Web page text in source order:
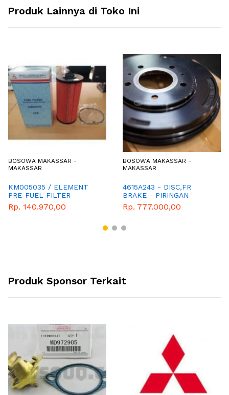
Produk Lainnya di Toko Ini
BOSOWA MAKASSAR -
MAKASSAR
KM005035 / ELEMENT
PRE-FUEL FILTER
Rp. 140.970,00
BOSOWA MAKASSAR -
MAKASSAR
4615A243 - DISC,FR
BRAKE - PIRINGAN
CAKRAM DEPAN
Rp. 777.000,00
Produk Sponsor Terkait